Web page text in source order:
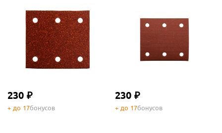
230 ₽
+ до 17бонусов
230 ₽
+ до 17бонусов